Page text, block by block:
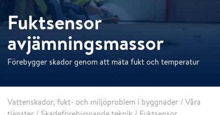
Fuktsensor
avjämningsmassor
Förebygger skador genom att mäta fukt och temperatur
Vattenskador, fukt- och miljöproblem i byggnader / Våra